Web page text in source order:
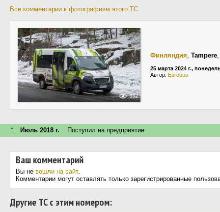
Все комментарии к фотографиям этого ТС
332
Финляндия, Tampere
25 марта 2024 г.,
Автор: Eurobus
↑ Июль 2018 г. Поступил на предприятие
Ваш комментарий
Вы не вошли на сайт.
Комментарии могут оставлять только зарегистрированные
Другие ТС с этим номером: